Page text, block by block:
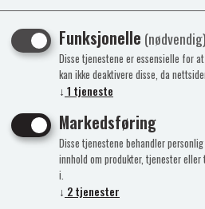
Funksjonelle (nødvendig)
Disse tjenestene er essensielle for
kan ikke deaktivere disse, da
↓ 1 tjeneste
Markedsføring
Disse tjenestene behandler
innhold om produkter, tjenester
i.
↓ 2tjenester